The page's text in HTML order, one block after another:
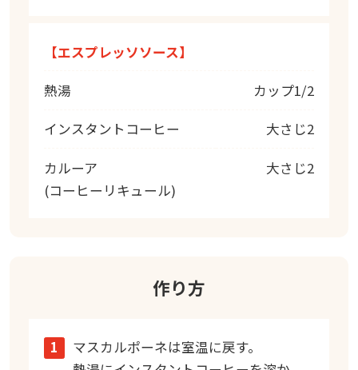
【エスプレッソソース】
熱湯 カップ1/2
インスタントコーヒー 大さじ2
カルーア
(コーヒーリキュール)
大さじ2
作り方
1
マスカルポーネは室温に戻す。